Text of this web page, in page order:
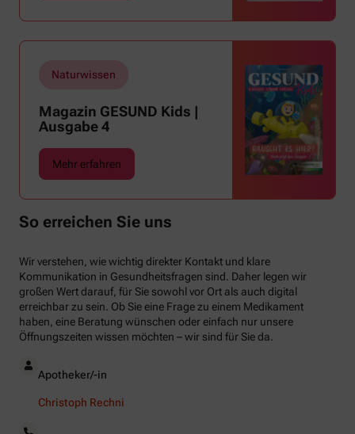
Naturwissen
Magazin GESUND Kids |
Ausgabe 4
Mehr erfahren
So erreichen Sie uns
Wir verstehen, wie wichtig direkter Kontakt und klare
Kommunikation in Gesundheitsfragen sind. Daher legen wir
großen Wert darauf, für Sie sowohl vor Ort als auch digital
erreichbar zu sein. Ob Sie eine Frage zu einem Medikament
haben, eine Beratung wünschen oder einfach nur unsere
Öffnungszeiten wissen möchten – wir sind für Sie da.
Apotheker/-in
Christoph Rechni